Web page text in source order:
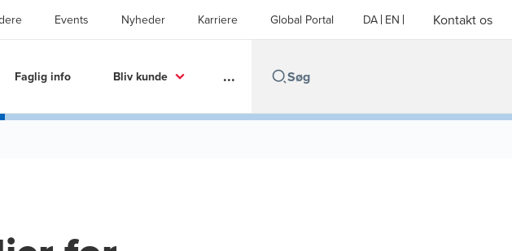
Events Nyheder Karriere Global Portal DA EN Kontakt os
Faglig info Bliv kunde ...